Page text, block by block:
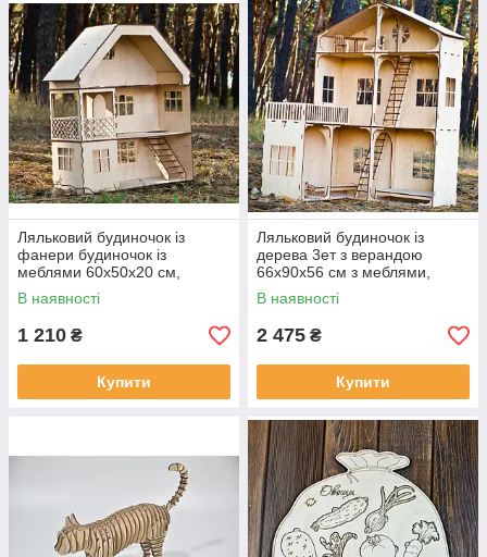
Ляльковий будиночок із
фанери будиночок із
меблями 60х50х20 см,
ляльковий будиночок
В наявності
1 210 ₴
Купити
Ляльковий будиночок із
дерева 3ет з верандою
66х90х56 см з меблями,
ляльковий будиночок
В наявності
2 475 ₴
Купити